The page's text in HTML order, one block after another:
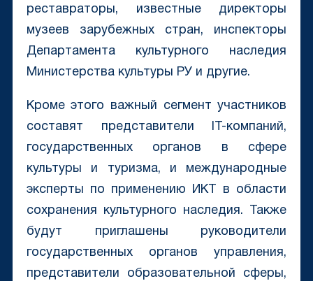
реставраторы, известные директоры
музеев зарубежных стран, инспекторы
Департамента культурного наследия
Министерства культуры РУ и другие.
Кроме этого важный сегмент участников
составят представители IT-компаний,
государственных органов в сфере
культуры и туризма, и международные
эксперты по применению ИКТ в области
сохранения культурного наследия. Также
будут приглашены руководители
государственных органов управления,
представители образовательной сферы,